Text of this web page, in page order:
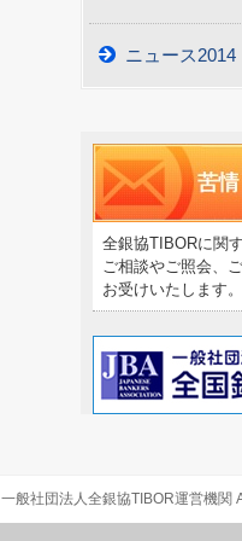
ニュース2014
全銀協TIBORに関
ご相談やご照会、
お受けいたします。
一般社団法人全銀協TIBOR運営機関